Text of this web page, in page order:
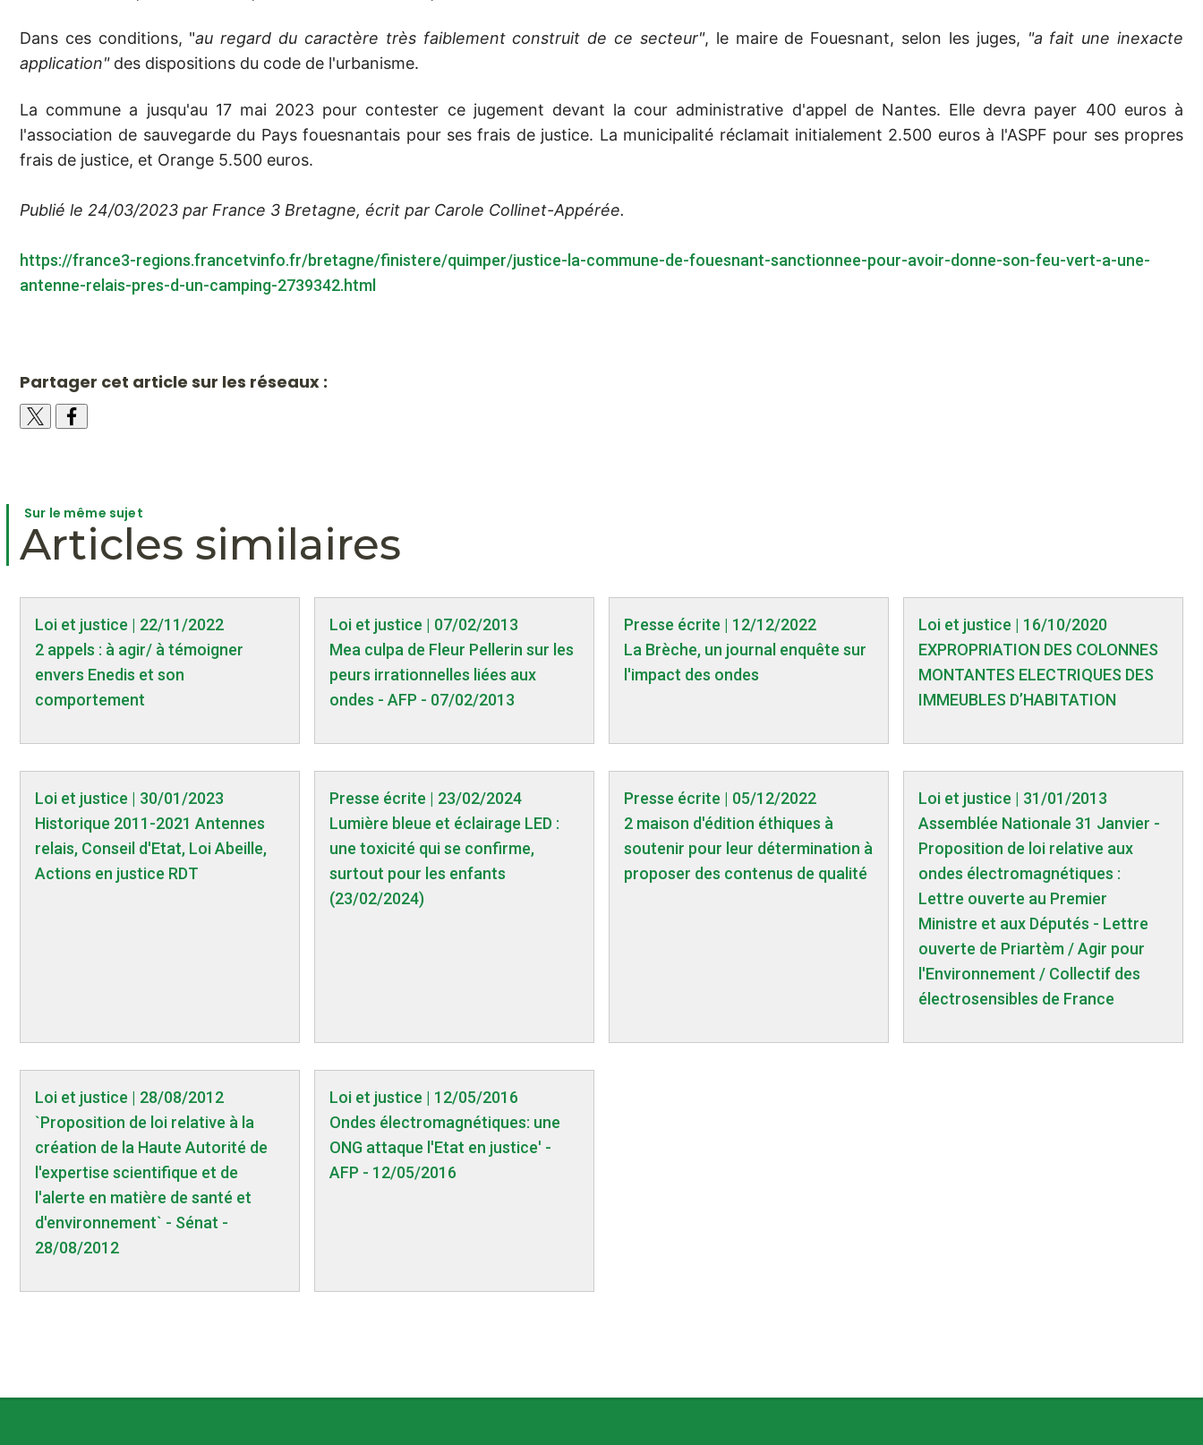
Dans ces conditions, "au regard du caractère très faiblement construit de ce secteur", le maire de Fouesnant, selon les juges, "a fait une inexacte
application"des dispositions du code de l'urbanisme.
La commune a jusqu'au 17 mai 2023 pour contester ce jugement devant la cour administrative d'appel de Nantes. Elle devra payer 400 euros à
l'association de sauvegarde du Pays fouesnantais pour ses frais de justice. La municipalité réclamait initialement 2.500 euros à l'ASPF pour ses propres
frais de justice, et Orange 5.500 euros.
Publié le 24/03/2023 par France 3 Bretagne, écrit par Carole Collinet-Appérée.
https://france3-regions.francetvinfo.fr/bretagne/finistere/quimper/justice-la-commune-de-fouesnant-sanctionnee-pour-avoir-donne-son-feu-vert-a-une-
antenne-relais-pres-d-un-camping-2739342.html
Partager cet article sur les réseaux :
Sur le même sujet
Articles similaires
Loi et justice | 22/11/2022
2 appels : à agir/ à témoigner
envers Enedis et son
comportement
Loi et justice | 07/02/2013
Mea culpa de Fleur Pellerin sur les
peurs irrationnelles liées aux
ondes - AFP - 07/02/2013
Presse écrite | 12/12/2022
La Brèche, un journal enquête sur
l'impact des ondes
Loi et justice | 16/10/2020
EXPROPRIATION DES COLONNES
MONTANTES ELECTRIQUES DES
IMMEUBLES D’HABITATION
Loi et justice | 30/01/2023
Historique 2011-2021 Antennes
relais, Conseil d'Etat, Loi Abeille,
Actions en justice RDT
Presse écrite | 23/02/2024
Lumière bleue et éclairage LED :
une toxicité qui se confirme,
surtout pour les enfants
(23/02/2024)
Presse écrite | 05/12/2022
2 maison d'édition éthiques à
soutenir pour leur détermination à
proposer des contenus de qualité
Loi et justice | 31/01/2013
Assemblée Nationale 31 Janvier -
Proposition de loi relative aux
ondes électromagnétiques :
Lettre ouverte au Premier
Ministre et aux Députés - Lettre
ouverte de Priartèm / Agir pour
l'Environnement / Collectif des
électrosensibles de France
Loi et justice | 28/08/2012
`Proposition de loi relative à la
création de la Haute Autorité de
l'expertise scientifique et de
l'alerte en matière de santé et
d'environnement` - Sénat -
28/08/2012
Loi et justice | 12/05/2016
Ondes électromagnétiques: une
ONG attaque l'Etat en justice' -
AFP - 12/05/2016